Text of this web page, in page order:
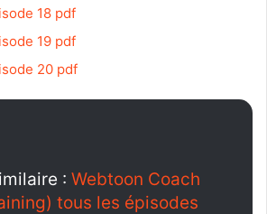
18 pdf
19 pdf
20 pdf
: Webtoon Coach
tous les épisodes